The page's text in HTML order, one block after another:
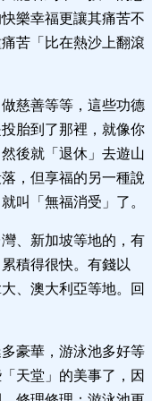
樂幸福更讓其痛苦不
苦「比在熱沙上翻滾
慈善等等，這些功德
胎到了那裡，就像你
後就「退休」去遊山
，但享福的另一種說
叫「無福消受」了。
、新加坡等地的，有
積得很快。有錢以
、澳大利亞等地。回
豪華，游泳池多好等
天堂」的美事了，因